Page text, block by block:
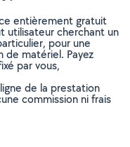
entièrement gratuit
utilisateur cherchant un
pour une
de matériel. Payez
par vous,
de la prestation
commission ni frais